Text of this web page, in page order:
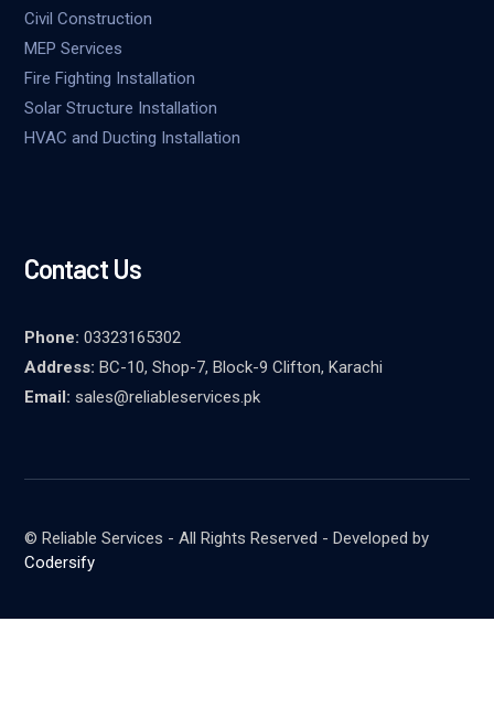
Civil Construction
MEP Services
Fire Fighting Installation
Solar Structure Installation
HVAC and Ducting Installation
Contact Us
Phone: 03323165302
Address: BC-10, Shop-7, Block-9 Clifton, Karachi
Email: sales@reliableservices.pk
© Reliable Services - All Rights Reserved - Developed by
Codersify